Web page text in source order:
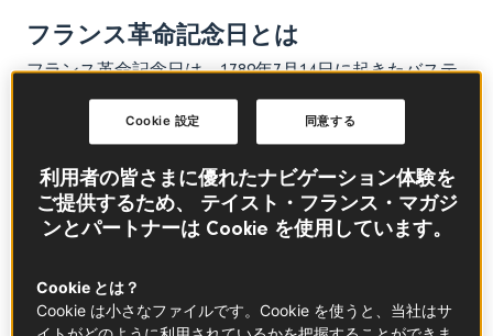
フランス革命記念日とは
フランス革命記念日は、1789年7月14日に起きたバステ
ィーユ襲撃と、翌年の同日に開催された全国連盟祭に
ちなんだフランスの国民的祝日です。
フランス革命記念日の歴史的背景
18世紀後半、フランスは改革派と保守派に分断され、
しようとしていた第三身分（平民）の人々に同調して
いたルイ16世の財務長官が罷免されると、パリ市民の
利用者の皆さまに優れたナビゲーション体験を
ご提供するため、 テイスト・フランス・マガジ
ンとパートナーは Cookie を使用しています。
Cookie とは？
Cookie は小さなファイルです。Cookie を使うと、当社はサ
同意する
Cookie 設定